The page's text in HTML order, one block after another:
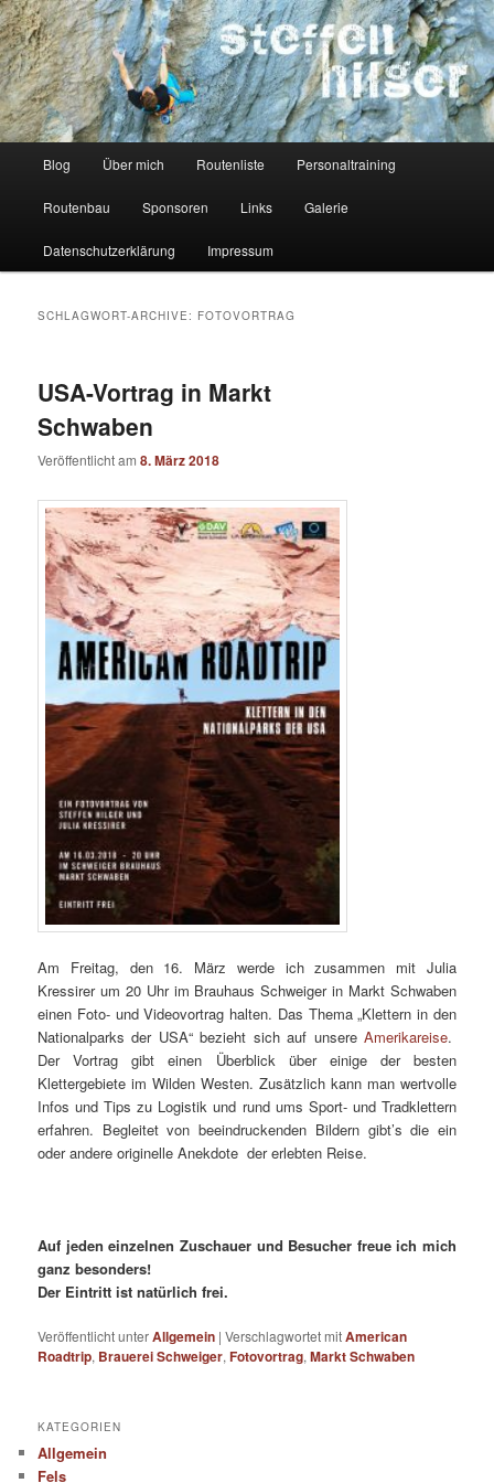
Zum
Inhalt
wechseln
Zum
sekundären
Inhalt
wechselnSteffen Hilger
Kletterer – Routenbauer – Trainer
Blog Über mich Routenliste Personaltraining
Routenbau Sponsoren Links Galerie
Datenschutzerklärung Impressum
SCHLAGWORT-ARCHIVE: FOTOVORTRAG
USA-Vortrag in Markt
Schwaben
Veröffentlicht am8. März 2018
Am Freitag, den 16. März werde ich zusammen mit Julia
Kressirer um 20 Uhr im Brauhaus Schweiger in Markt Schwaben
einen Foto- und Videovortrag halten. Das Thema „Klettern in den
Nationalparks der USA“ bezieht sich auf unsere Amerikareise.
Der Vortrag gibt einen Überblick über einige der besten
Klettergebiete im Wilden Westen. Zusätzlich kann man wertvolle
Infos und Tips zu Logistik und rund ums Sport- und Tradklettern
erfahren. Begleitet von beeindruckenden Bildern gibt’s die ein
oder andere originelle Anekdote der erlebten Reise.
Auf jeden einzelnen Zuschauer und Besucher freue ich mich
ganz besonders!
Der Eintritt ist natürlich frei.
Veröffentlicht unterAllgemein |Verschlagwortet mitAmerican
Roadtrip, Brauerei Schweiger,Fotovortrag,Markt Schwaben
KATEGORIEN
Allgemein
Fels